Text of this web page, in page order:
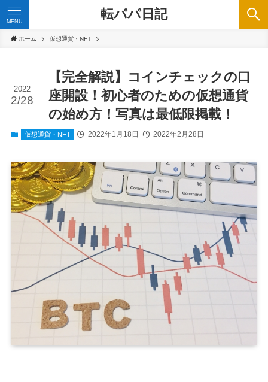
転パパ日記
MENU
ホーム 仮想通貨・NFT
【完全解説】コインチェックの口
座開設！初心者のための仮想通貨
の始め方！写真は最低限掲載！
2022
2/28
仮想通貨・NFT 2022年1月18日 2022年2月28日